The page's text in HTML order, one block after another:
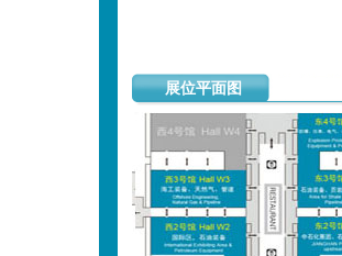
展位平面图